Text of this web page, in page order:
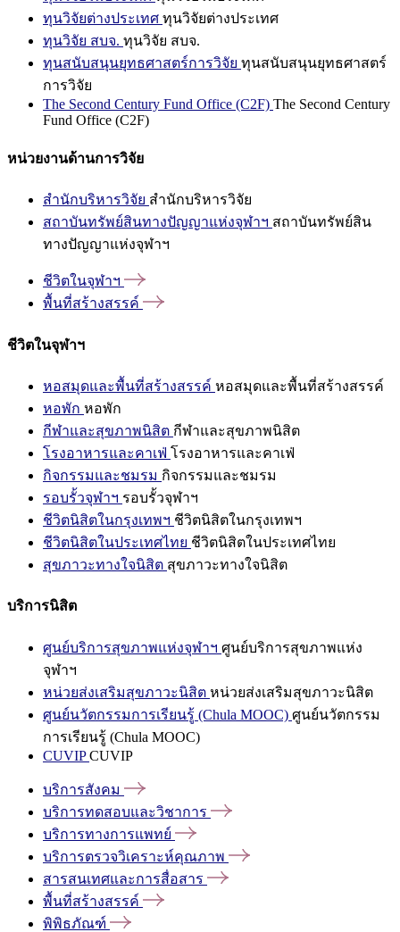
ทุนวิจัยต่างประเทศ ทุนวิจัยต่างประเทศ
ทุนวิจัย สบจ. ทุนวิจัย สบจ.
ทุนสนับสนุนยุทธศาสตร์การวิจัย ทุนสนับสนุนยุทธศาสตร์
การวิจัย
The Second Century Fund Office (C2F) The Second Century
Fund Office (C2F)
หน่วยงานด้านการวิจัย
สำนักบริหารวิจัย สำนักบริหารวิจัย
สถาบันทรัพย์สินทางปัญญาแห่งจุฬาฯ สถาบันทรัพย์สิน
ทางปัญญาแห่งจุฬาฯ
ชีวิตในจุฬาฯ
พื้นที่สร้างสรรค์
ชีวิตในจุฬาฯ
หอสมุดและพื้นที่สร้างสรรค์ หอสมุดและพื้นที่สร้างสรรค์
หอพัก หอพัก
กีฬาและสุขภาพนิสิต กีฬาและสุขภาพนิสิต
โรงอาหารและคาเฟ่ โรงอาหารและคาเฟ่
กิจกรรมและชมรม กิจกรรมและชมรม
รอบรั้วจุฬาฯ รอบรั้วจุฬาฯ
ชีวิตนิสิตในกรุงเทพฯ ชีวิตนิสิตในกรุงเทพฯ
ชีวิตนิสิตในประเทศไทย ชีวิตนิสิตในประเทศไทย
สุขภาวะทางใจนิสิต สุขภาวะทางใจนิสิต
บริการนิสิต
ศูนย์บริการสุขภาพแห่งจุฬาฯ ศูนย์บริการสุขภาพแห่ง
จุฬาฯ
หน่วยส่งเสริมสุขภาวะนิสิต หน่วยส่งเสริมสุขภาวะนิสิต
ศูนย์นวัตกรรมการเรียนรู้ (Chula MOOC) ศูนย์นวัตกรรม
การเรียนรู้ (Chula MOOC)
CUVIPCUVIP
บริการสังคม
บริการทดสอบและวิชาการ
บริการทางการแพทย์
บริการตรวจวิเคราะห์คุณภาพ
สารสนเทศและการสื่อสาร
พื้นที่สร้างสรรค์
พิพิธภัณฑ์